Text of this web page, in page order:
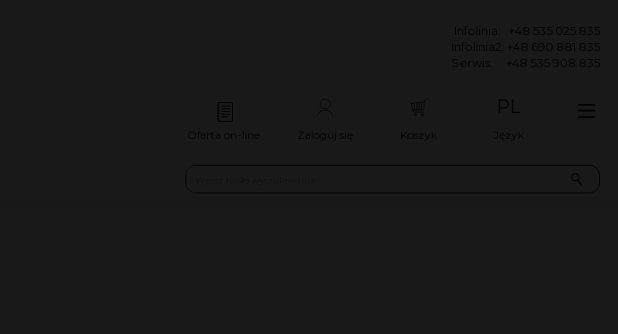
+48 535 025 835
+48 690 881 835
+48 535 908 835
Oferta on-line Zaloguj się Koszyk
PL
Język